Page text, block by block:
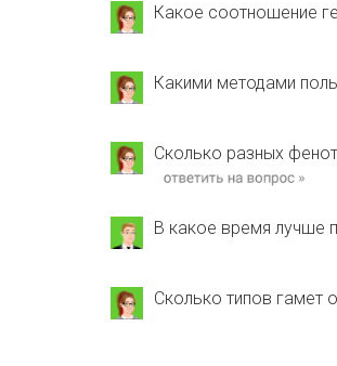
Какое соотношение
Какими методами
Сколько разных
В какое время лучше
Сколько типов гамет